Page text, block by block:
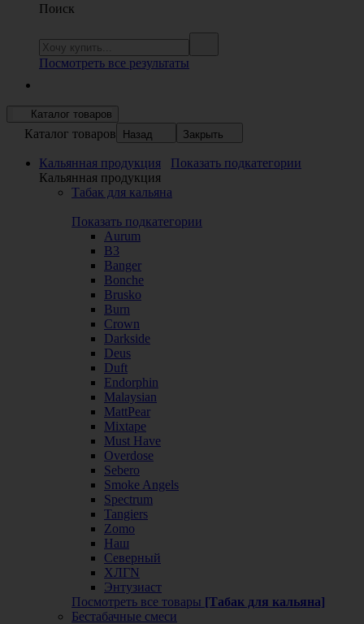
Поиск
Посмотреть все результаты
Каталог товаров
Каталог товаров Назад Закрыть
Кальянная продукция
Показать подкатегории
Кальянная продукция
Табак для кальяна
Показать подкатегории
Aurum
B3
Banger
Bonche
Brusko
Burn
Crown
Darkside
Deus
Duft
Endorphin
Malaysian
MattPear
Mixtape
Must Have
Overdose
Sebero
Smoke Angels
Spectrum
Tangiers
Zomo
Наш
Северный
ХЛГN
Энтузиаст
Посмотреть все товары [Табак для кальяна]
Бестабачные смеси